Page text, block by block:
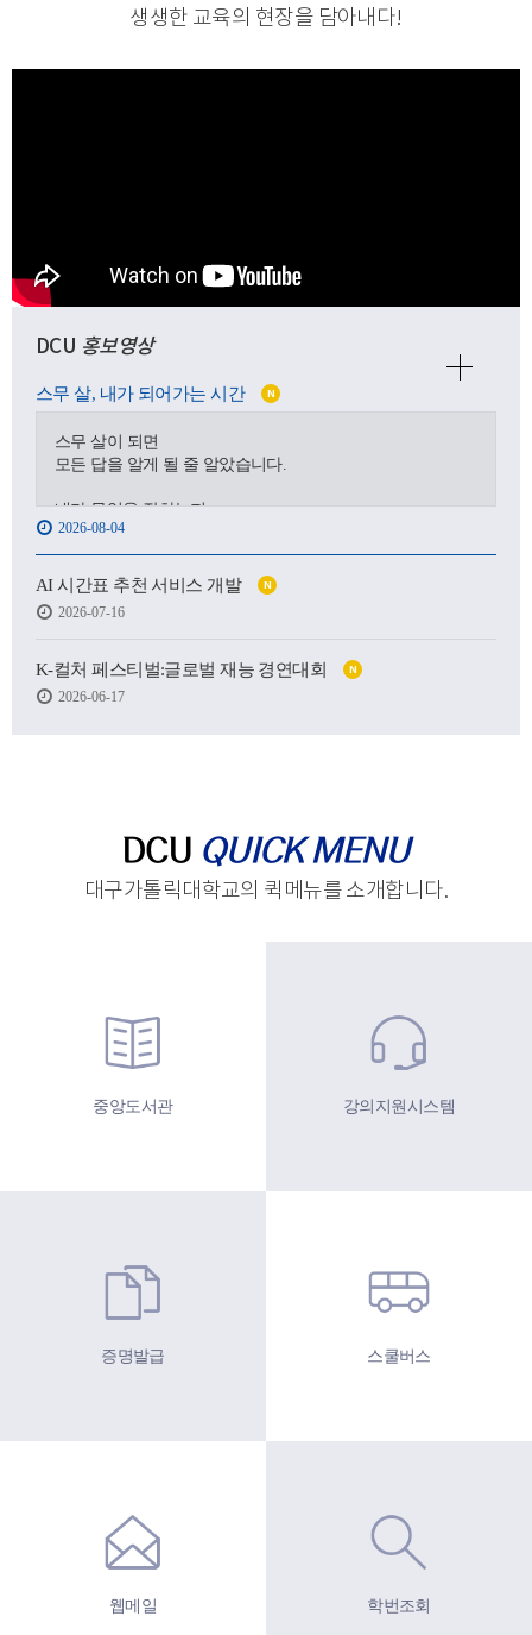
생생한 교육의 현장을 담아내다!
DCU 홍보영상
스무 살, 내가 되어가는 시간 N
스무 살이 되면
모든 답을 알게 될 줄 알았습니다.
내가 무엇을 잘하는지,
어디로 가야 하는지,
어떤 사람이 될 수 있을지.
하지만 처음 마주한 강의실도,
처음 건넨 인사도,
생각보다 낯설고 서툴렀습니다.
2026-08-04
AI 시간표 추천 서비스 개발 N
2026-07-16
K-컬처 페스티벌:글로벌 재능 경연대회 N
2026-06-17
DCU QUICK MENU
대구가톨릭대학교의 퀵메뉴를 소개합니다.
중앙도서관 강의지원시스템
증명발급 스쿨버스
웹메일 학번조회